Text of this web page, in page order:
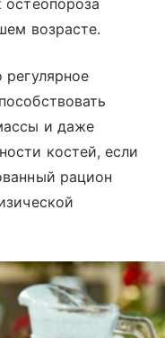
возрасте.
регулярное
и даже
костей, если
рацион